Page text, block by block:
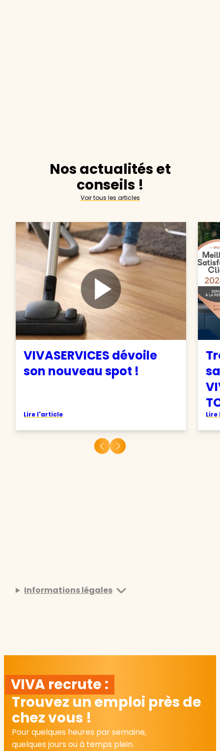
Nos actualités et
conseils !
Voir tous les articles
VIVASERVICES dévoile
son nouveau spot !
Lire l'article
Informations légales
VIVA recrute :
Trouvez un emploi près de
chez vous !
Pour quelques heures par semaine,
quelques jours ou à temps plein.